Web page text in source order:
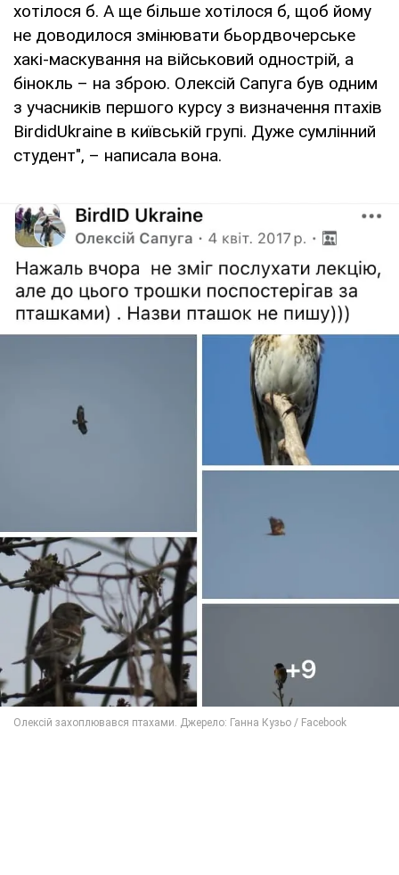
хотілося б. А ще більше хотілося б, щоб йому
не доводилося змінювати бьордвочерське
хакі-маскування на військовий однострій, а
бінокль – на зброю. Олексій Сапуга був одним
з учасників першого курсу з визначення птахів
BirdidUkraine в київській групі. Дуже сумлінний
студент", – написала вона.